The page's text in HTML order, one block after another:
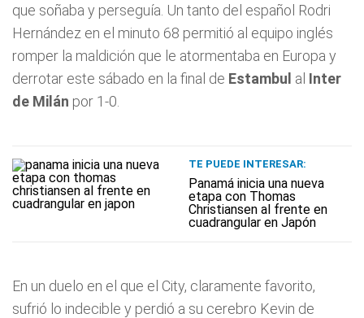
que soñaba y perseguía. Un tanto del español Rodri
Hernández en el minuto 68 permitió al equipo inglés
romper la maldición que le atormentaba en Europa y
derrotar este sábado en la final de Estambul al Inter
de Milán por 1-0.
TE PUEDE INTERESAR:
Panamá inicia una nueva
etapa con Thomas
Christiansen al frente en
cuadrangular en Japón
En un duelo en el que el City, claramente favorito,
sufrió lo indecible y perdió a su cerebro Kevin de